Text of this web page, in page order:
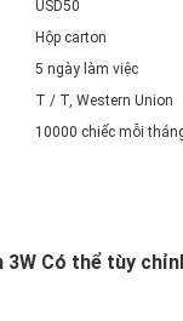
USD50
Hộp carton
5 ngày làm việc
T / T, Western Union
10000 chiếc mỗi
Có thể tùy